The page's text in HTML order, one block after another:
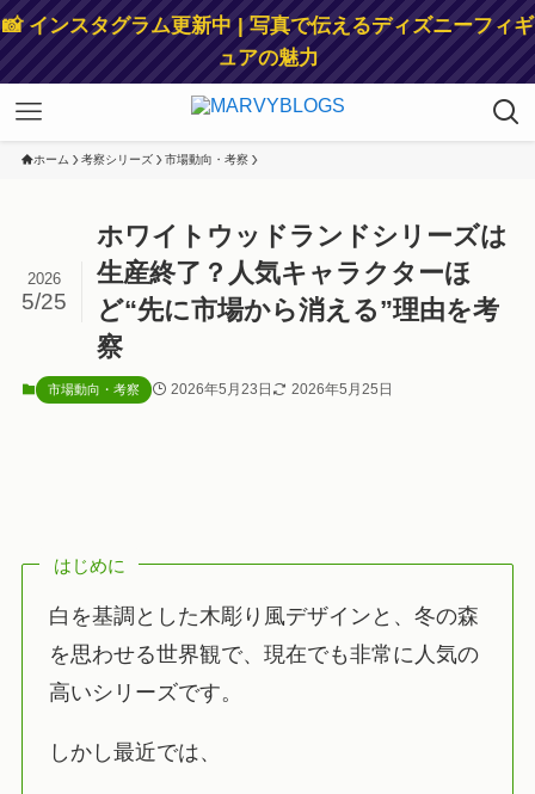
📸 インスタグラム更新中 | 写真で伝えるディズニーフィギ
ュアの魅力
ホーム 考察シリーズ 市場動向・考察
ホワイトウッドランドシリーズは
生産終了？人気キャラクターほ
ど“先に市場から消える”理由を考
察
2026
5/25
市場動向・考察 2026年5月23日 2026年5月25日
はじめに
白を基調とした木彫り風デザインと、冬の森
を思わせる世界観で、現在でも非常に人気の
高いシリーズです。
しかし最近では、